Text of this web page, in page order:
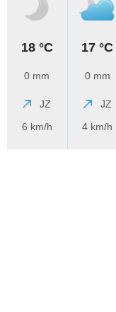
18 °C
0 mm
JZ
6 km/h
17 °C
0 mm
JZ
4 km/h